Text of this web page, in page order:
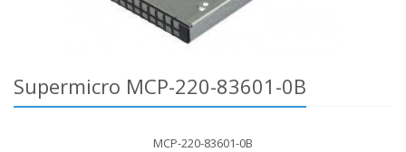
Supermicro MCP-220-83601-0B
MCP-220-83601-0B